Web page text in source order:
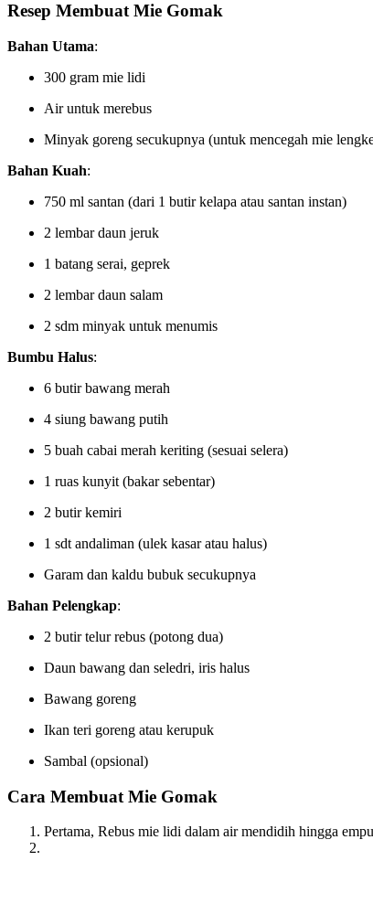
Resep Membuat Mie Gomak
Bahan Utama:
300 gram mie lidi
Air untuk merebus
Minyak goreng secukupnya (untuk mencegah mie
Bahan Kuah:
750 ml santan (dari 1 butir kelapa atau santan instan)
2 lembar daun jeruk
1 batang serai, geprek
2 lembar daun salam
2 sdm minyak untuk menumis
Bumbu Halus:
6 butir bawang merah
4 siung bawang putih
5 buah cabai merah keriting (sesuai selera)
1 ruas kunyit (bakar sebentar)
2 butir kemiri
1 sdt andaliman (ulek kasar atau halus)
Garam dan kaldu bubuk secukupnya
Bahan Pelengkap:
2 butir telur rebus (potong dua)
Daun bawang dan seledri, iris halus
Bawang goreng
Ikan teri goreng atau kerupuk
Sambal (opsional)
Cara Membuat Mie Gomak
Pertama, Rebus mie lidi dalam air mendidih hingga